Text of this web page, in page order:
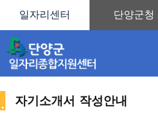
자기소개서 작성안내